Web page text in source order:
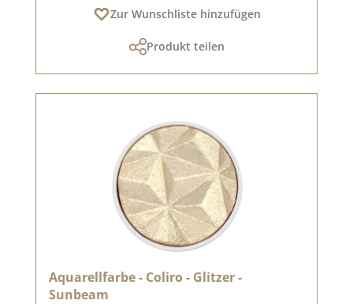
Zur Wunschliste hinzufügen
Produkt teilen
Aquarellfarbe - Coliro - Glitzer -
Sunbeam